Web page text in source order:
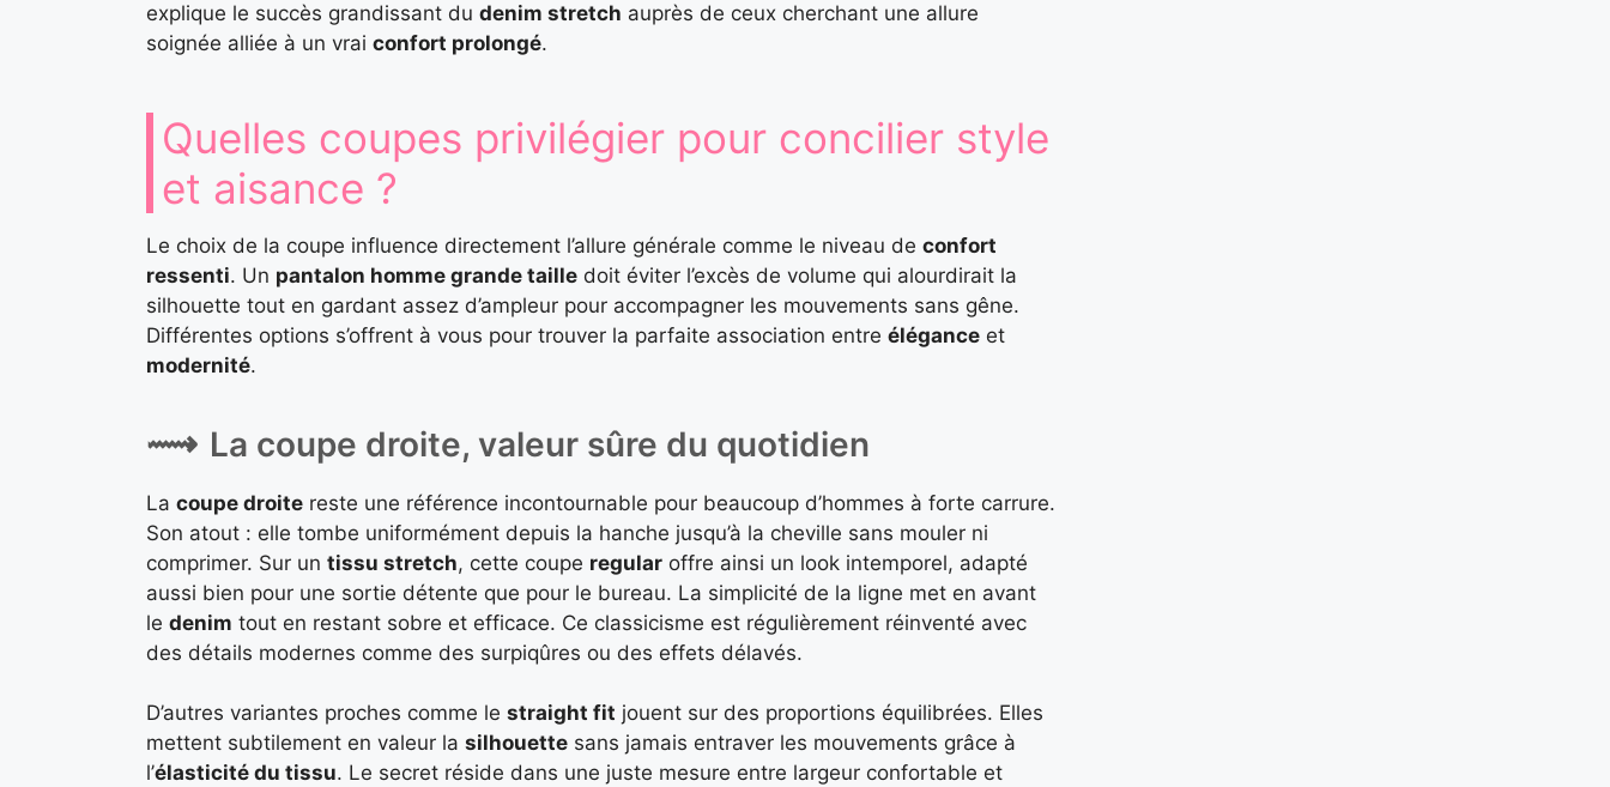
explique le succès grandissant du denim stretch auprès de ceux cherchant une allure
soignée alliée à un vrai confort prolongé.
Quelles coupes privilégier pour concilier style
et aisance ?
Le choix de la coupe influence directement l’allure générale comme le niveau de confort
ressenti. Un pantalon homme grande taille doit éviter l’excès de volume qui alourdirait la
silhouette tout en gardant assez d’ampleur pour accompagner les mouvements sans gêne.
Différentes options s’offrent à vous pour trouver la parfaite association entre élégance et
modernité.
La coupe droite, valeur sûre du quotidien
La coupe droite reste une référence incontournable pour beaucoup d’hommes à forte carrure.
Son atout : elle tombe uniformément depuis la hanche jusqu’à la cheville sans mouler ni
comprimer. Sur un tissu stretch, cette coupe regular offre ainsi un look intemporel, adapté
aussi bien pour une sortie détente que pour le bureau. La simplicité de la ligne met en avant
le denim tout en restant sobre et efficace. Ce classicisme est régulièrement réinventé avec
des détails modernes comme des surpiqûres ou des effets délavés.
D’autres variantes proches comme le straight fit jouent sur des proportions équilibrées. Elles
mettent subtilement en valeur la silhouette sans jamais entraver les mouvements grâce à
l’élasticité du tissu. Le secret réside dans une juste mesure entre largeur confortable et